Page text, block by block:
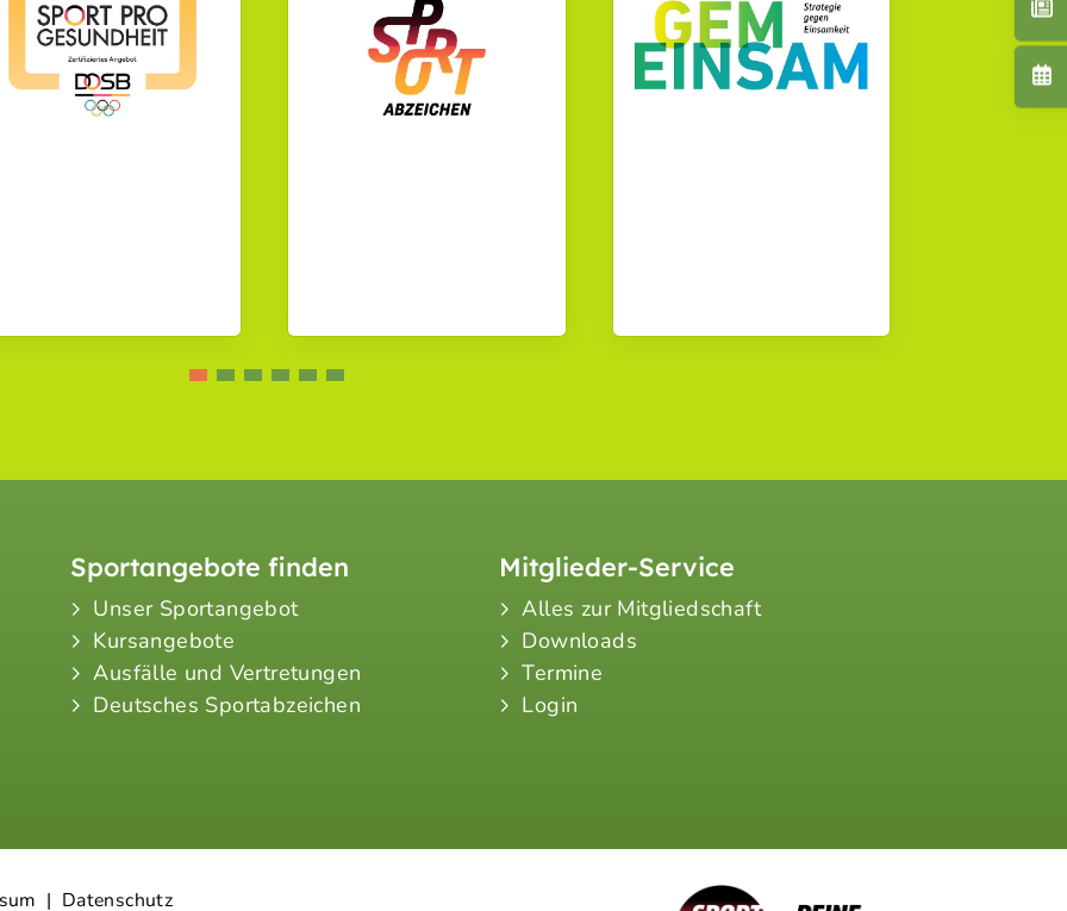
Sportangebote finden
Unser Sportangebot
Kursangebote
Ausfälle und Vertretungen
Deutsches Sportabzeichen
Mitglieder-Service
Alles zur Mitgliedschaft
Downloads
Termine
Login
| Datenschutz